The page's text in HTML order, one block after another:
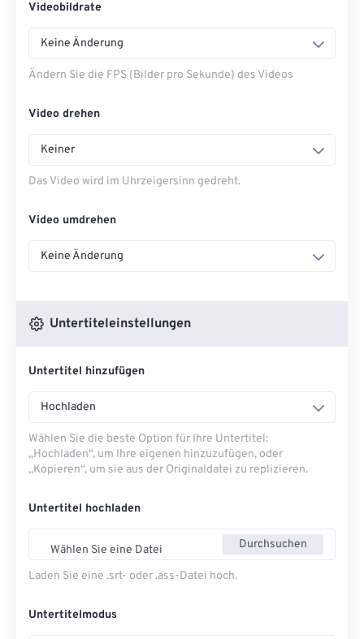
Videobildrate
Keine Änderung
Ändern Sie die FPS (Bilder pro Sekunde) des Videos
Video drehen
Keiner
Das Video wird im Uhrzeigersinn gedreht.
Video umdrehen
Keine Änderung
Untertiteleinstellungen
Untertitel hinzufügen
Hochladen
Wählen Sie die beste Option für Ihre Untertitel:
„Hochladen“, um Ihre eigenen hinzuzufügen, oder
„Kopieren“, um sie aus der Originaldatei zu replizieren.
Untertitel hochladen
Wählen Sie eine Datei Durchsuchen
Laden Sie eine .srt- oder .ass-Datei hoch.
Untertitelmodus